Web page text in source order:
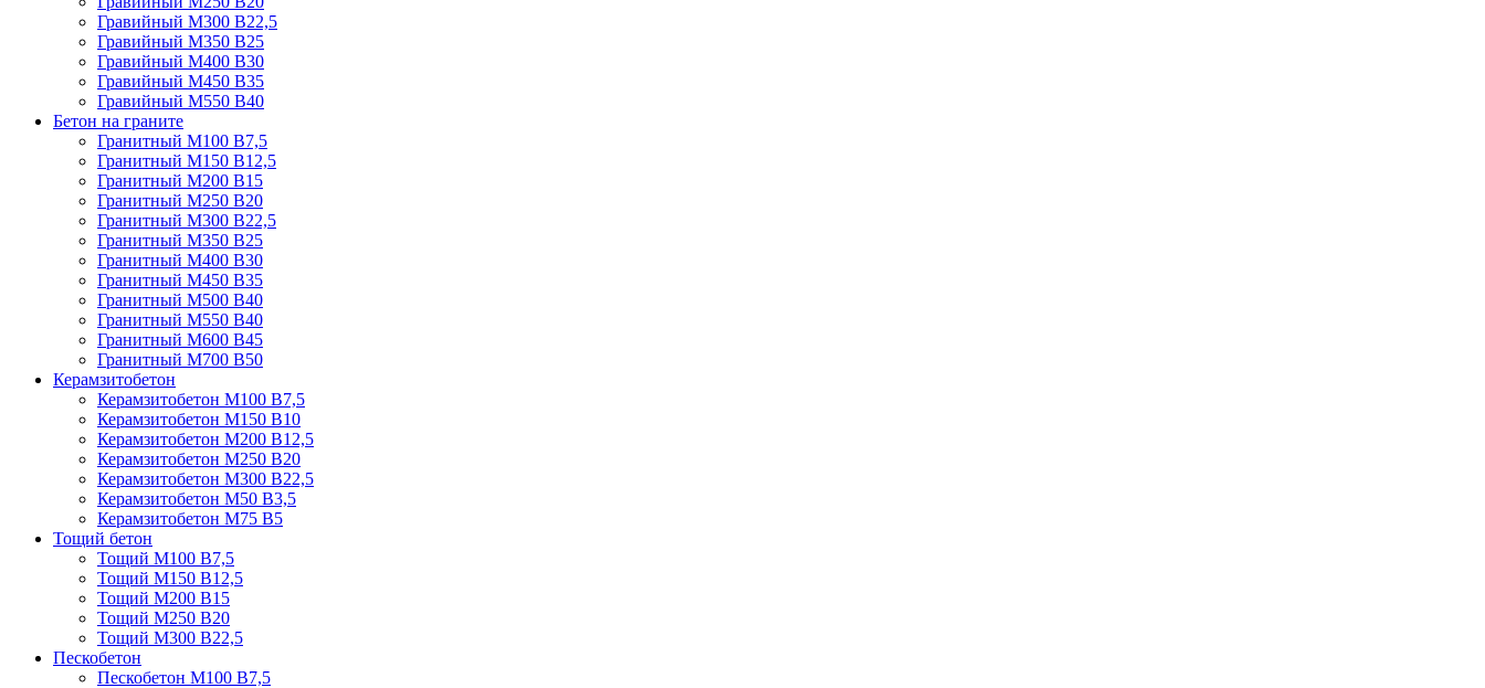
Гравийный М300 В22,5
Гравийный М350 В25
Гравийный М400 В30
Гравийный М450 В35
Гравийный М550 В40
Бетон на граните
Гранитный М100 В7,5
Гранитный М150 В12,5
Гранитный М200 В15
Гранитный М250 В20
Гранитный М300 В22,5
Гранитный М350 В25
Гранитный М400 В30
Гранитный М450 В35
Гранитный М500 В40
Гранитный М550 В40
Гранитный М600 В45
Гранитный М700 В50
Керамзитобетон
Керамзитобетон М100 В7,5
Керамзитобетон М150 В10
Керамзитобетон М200 В12,5
Керамзитобетон М250 В20
Керамзитобетон М300 В22,5
Керамзитобетон М50 В3,5
Керамзитобетон М75 В5
Тощий бетон
Тощий М100 В7,5
Тощий М150 В12,5
Тощий М200 В15
Тощий М250 В20
Тощий М300 В22,5
Пескобетон
Пескобетон М100 В7,5